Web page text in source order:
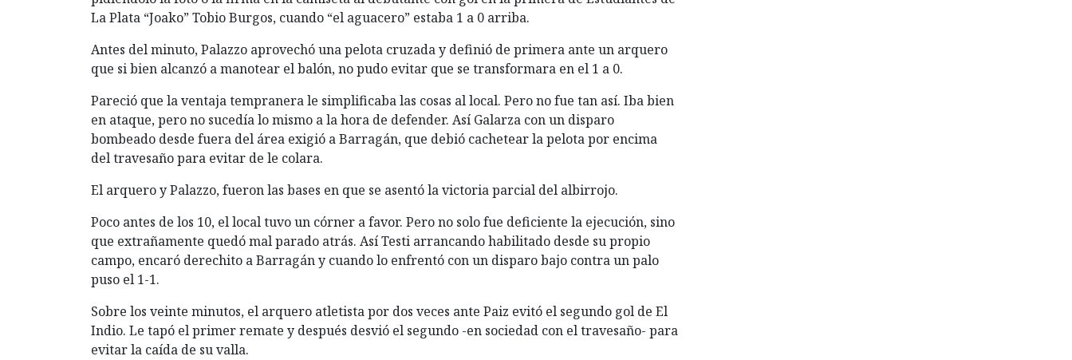
La Plata “Joako” Tobio Burgos, cuando “el aguacero” estaba 1 a 0 arriba.
Antes del minuto, Palazzo aprovechó una pelota cruzada y definió de primera ante un arquero
que si bien alcanzó a manotear el balón, no pudo evitar que se transformara en el 1 a 0.
Pareció que la ventaja tempranera le simplificaba las cosas al local. Pero no fue tan así. Iba bien
en ataque, pero no sucedía lo mismo a la hora de defender. Así Galarza con un disparo
bombeado desde fuera del área exigió a Barragán, que debió cachetear la pelota por encima
del travesaño para evitar de le colara.
El arquero y Palazzo, fueron las bases en que se asentó la victoria parcial del albirrojo.
Poco antes de los 10, el local tuvo un córner a favor. Pero no solo fue deficiente la ejecución, sino
que extrañamente quedó mal parado atrás. Así Testi arrancando habilitado desde su propio
campo, encaró derechito a Barragán y cuando lo enfrentó con un disparo bajo contra un palo
puso el 1-1.
Sobre los veinte minutos, el arquero atletista por dos veces ante Paiz evitó el segundo gol de El
Indio. Le tapó el primer remate y después desvió el segundo -en sociedad con el travesaño- para
evitar la caída de su valla.